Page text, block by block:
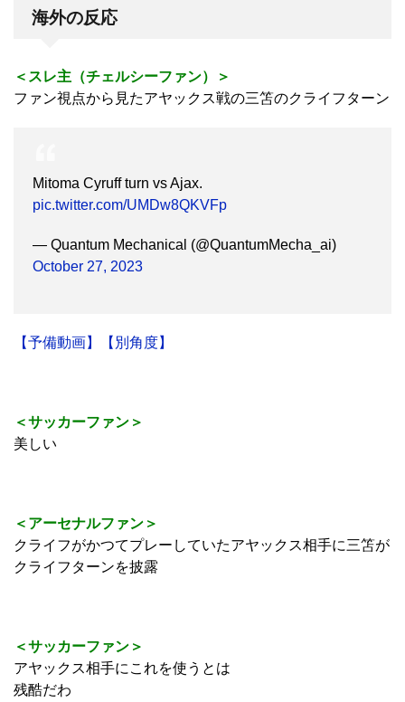
海外の反応
＜スレ主（チェルシーファン）＞
ファン視点から見たアヤックス戦の三笘のクライフターン
Mitoma Cyruff turn vs Ajax.
pic.twitter.com/UMDw8QKVFp
— Quantum Mechanical (@QuantumMecha_ai)
October 27, 2023
【予備動画】【別角度】
＜サッカーファン＞
美しい